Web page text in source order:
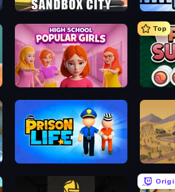
Sandbox City Toonle
High School Popular Girls
Top
Papa's
Prison Life Army